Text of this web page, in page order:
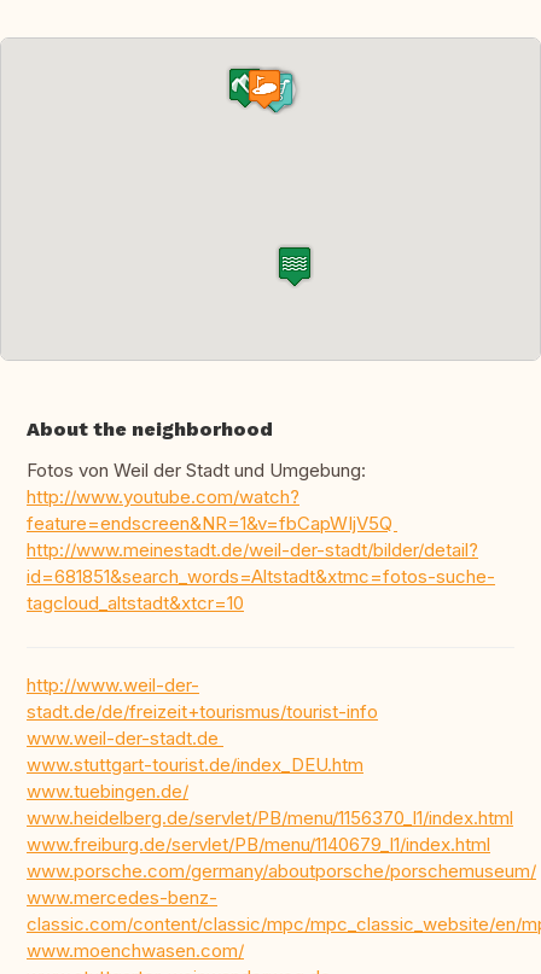
About the neighborhood
Fotos von Weil der Stadt und Umgebung:
http://www.youtube.com/watch?
feature=endscreen&NR=1&v=fbCapWIjV5Q
http://www.meinestadt.de/weil-der-stadt/bilder/detail?
id=681851&search_words=Altstadt&xtmc=fotos-suche-
tagcloud_altstadt&xtcr=10
http://www.weil-der-
stadt.de/de/freizeit+tourismus/tourist-info
www.weil-der-stadt.de
www.stuttgart-tourist.de/index_DEU.htm
www.tuebingen.de/
www.heidelberg.de/servlet/PB/menu/1156370_l1/index.html
www.freiburg.de/servlet/PB/menu/1140679_l1/index.html
www.porsche.com/germany/aboutporsche/porschemuseum/
www.mercedes-benz-
classic.com/content/classic/mpc/mpc_classic_website/en/
www.moenchwasen.com/